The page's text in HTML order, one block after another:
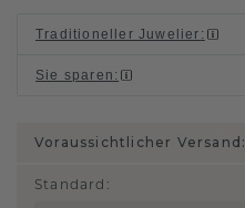
Traditioneller Juwelier :
Sie sparen :
Voraussichtlicher Versand:
Standard :